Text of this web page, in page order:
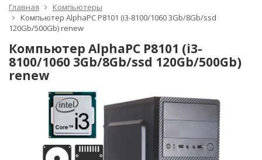
Главная
Компьютеры
Компьютер AlphaPC P8101 (i3-8100/1060 3Gb/8Gb/ssd
120Gb/500Gb) renew
Компьютер AlphaPC P8101 (i3-
8100/1060 3Gb/8Gb/ssd 120Gb/500Gb)
renew